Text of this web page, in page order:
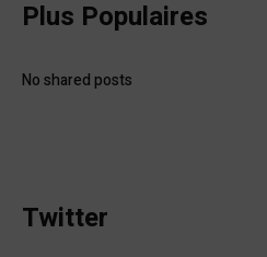
Plus Populaires
No shared posts
Twitter